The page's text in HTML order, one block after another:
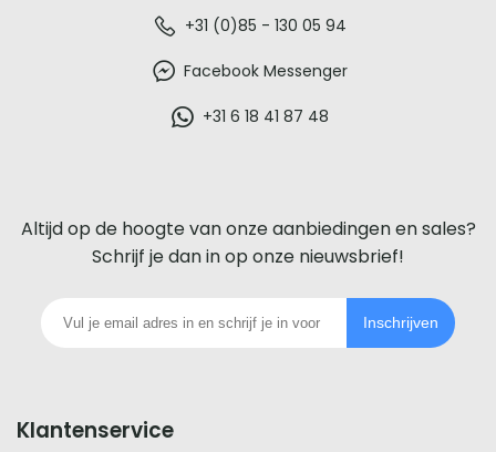
voor
iedere
telefoon
+31 (0)85 - 130 05 94
Facebook Messenger
+31 6 18 41 87 48
Altijd op de hoogte van onze aanbiedingen en sales?
Schrijf je dan in op onze nieuwsbrief!
Inschrijven
Klantenservice